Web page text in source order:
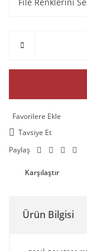
Tavsiye Et
Paylaş
Karşılaştır
Ürün Bilgisi